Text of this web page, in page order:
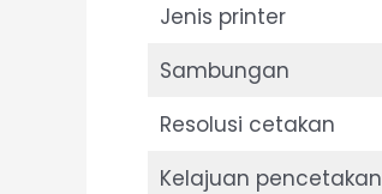
Jenis printer
Sambungan
Resolusi cetakan
Kelajuan pencetakan